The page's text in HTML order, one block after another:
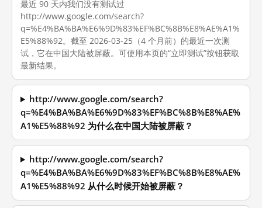
最近 90 天内我们没有测试过
http://www.google.com/search?
q=%E4%BA%BA%E6%9D%83%EF%BC%8B%E8%AE%A1%
E5%88%92。截至 2026-03-25（4 个月前）的最近一次测
试，它在中国大陆被屏蔽。可使用本页的“立即测试”按钮获取
最新结果。
http://www.google.com/search?
q=%E4%BA%BA%E6%9D%83%EF%BC%8B%E8%AE%
A1%E5%88%92 为什么在中国大陆被屏蔽？
http://www.google.com/search?
q=%E4%BA%BA%E6%9D%83%EF%BC%8B%E8%AE%
A1%E5%88%92 从什么时候开始被屏蔽？